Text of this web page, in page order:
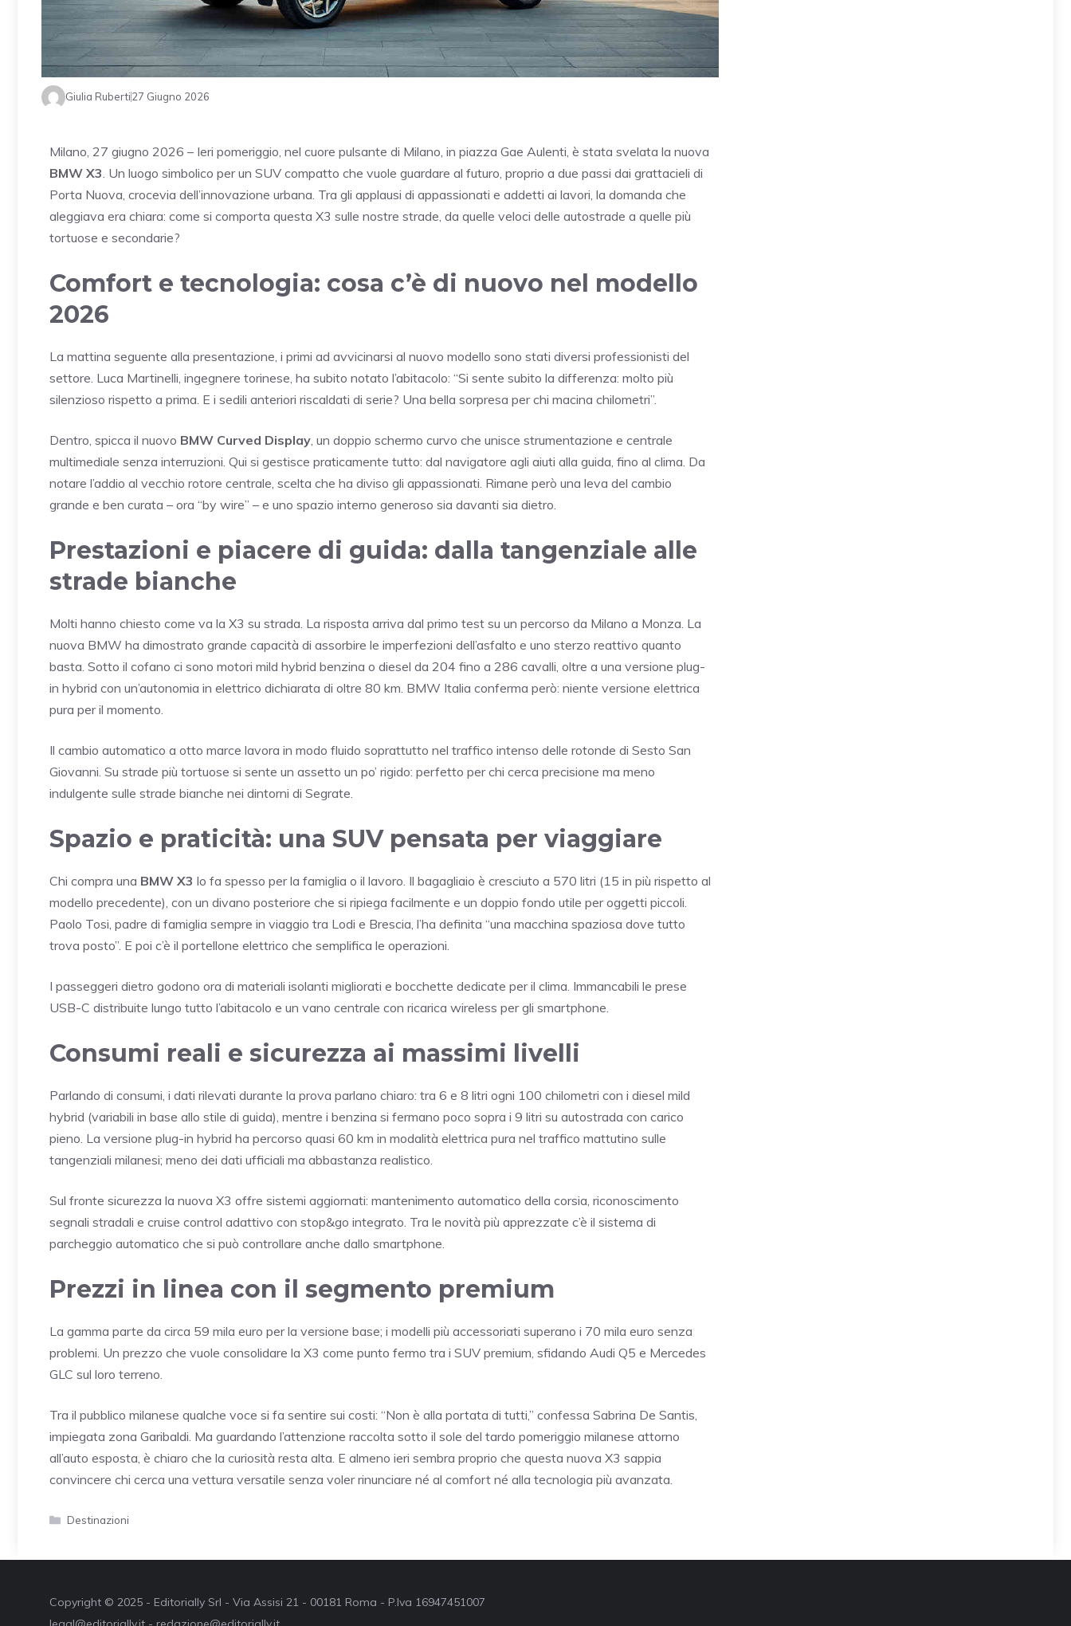
Giulia Ruberti27 Giugno 2026
Milano, 27 giugno 2026 – Ieri pomeriggio, nel cuore pulsante di Milano, in piazza Gae Aulenti, è stata svelata la nuova
BMW X3 . Un luogo simbolico per un SUV compatto che vuole guardare al futuro, proprio a due passi dai grattacieli di
Porta Nuova, crocevia dell’innovazione urbana. Tra gli applausi di appassionati e addetti ai lavori, la domanda che
aleggiava era chiara: come si comporta questa X3 sulle nostre strade, da quelle veloci delle autostrade a quelle più
tortuose e secondarie?
Comfort e tecnologia: cosa c’è di nuovo nel modello
2026
La mattina seguente alla presentazione, i primi ad avvicinarsi al nuovo modello sono stati diversi professionisti del
settore. Luca Martinelli, ingegnere torinese, ha subito notato l’abitacolo: “Si sente subito la differenza: molto più
silenzioso rispetto a prima. E i sedili anteriori riscaldati di serie? Una bella sorpresa per chi macina chilometri”.
Dentro, spicca il nuovo BMW Curved Display , un doppio schermo curvo che unisce strumentazione e centrale
multimediale senza interruzioni. Qui si gestisce praticamente tutto: dal navigatore agli aiuti alla guida, fino al clima. Da
notare l’addio al vecchio rotore centrale, scelta che ha diviso gli appassionati. Rimane però una leva del cambio
grande e ben curata – ora “by wire” – e uno spazio interno generoso sia davanti sia dietro.
Prestazioni e piacere di guida: dalla tangenziale alle
strade bianche
Molti hanno chiesto come va la X3 su strada. La risposta arriva dal primo test su un percorso da Milano a Monza. La
nuova BMW ha dimostrato grande capacità di assorbire le imperfezioni dell’asfalto e uno sterzo reattivo quanto
basta. Sotto il cofano ci sono motori mild hybrid benzina o diesel da 204 fino a 286 cavalli, oltre a una versione plug-
in hybrid con un’autonomia in elettrico dichiarata di oltre 80 km. BMW Italia conferma però: niente versione elettrica
pura per il momento.
Il cambio automatico a otto marce lavora in modo fluido soprattutto nel traffico intenso delle rotonde di Sesto San
Giovanni. Su strade più tortuose si sente un assetto un po’ rigido: perfetto per chi cerca precisione ma meno
indulgente sulle strade bianche nei dintorni di Segrate.
Spazio e praticità: una SUV pensata per viaggiare
Chi compra una BMW X3 lo fa spesso per la famiglia o il lavoro. Il bagagliaio è cresciuto a 570 litri (15 in più rispetto al
modello precedente), con un divano posteriore che si ripiega facilmente e un doppio fondo utile per oggetti piccoli.
Paolo Tosi, padre di famiglia sempre in viaggio tra Lodi e Brescia, l’ha definita “una macchina spaziosa dove tutto
trova posto”. E poi c’è il portellone elettrico che semplifica le operazioni.
I passeggeri dietro godono ora di materiali isolanti migliorati e bocchette dedicate per il clima. Immancabili le prese
USB-C distribuite lungo tutto l’abitacolo e un vano centrale con ricarica wireless per gli smartphone.
Consumi reali e sicurezza ai massimi livelli
Parlando di consumi, i dati rilevati durante la prova parlano chiaro: tra 6 e 8 litri ogni 100 chilometri con i diesel mild
hybrid (variabili in base allo stile di guida), mentre i benzina si fermano poco sopra i 9 litri su autostrada con carico
pieno. La versione plug-in hybrid ha percorso quasi 60 km in modalità elettrica pura nel traffico mattutino sulle
tangenziali milanesi; meno dei dati ufficiali ma abbastanza realistico.
Sul fronte sicurezza la nuova X3 offre sistemi aggiornati: mantenimento automatico della corsia, riconoscimento
segnali stradali e cruise control adattivo con stop&go integrato. Tra le novità più apprezzate c’è il sistema di
parcheggio automatico che si può controllare anche dallo smartphone.
Prezzi in linea con il segmento premium
La gamma parte da circa 59 mila euro per la versione base; i modelli più accessoriati superano i 70 mila euro senza
problemi. Un prezzo che vuole consolidare la X3 come punto fermo tra i SUV premium, sfidando Audi Q5 e Mercedes
GLC sul loro terreno.
Tra il pubblico milanese qualche voce si fa sentire sui costi: “Non è alla portata di tutti,” confessa Sabrina De Santis,
impiegata zona Garibaldi. Ma guardando l’attenzione raccolta sotto il sole del tardo pomeriggio milanese attorno
all’auto esposta, è chiaro che la curiosità resta alta. E almeno ieri sembra proprio che questa nuova X3 sappia
convincere chi cerca una vettura versatile senza voler rinunciare né al comfort né alla tecnologia più avanzata.
Categorie
Destinazioni
Copyright © 2025 - Editorially Srl - Via Assisi 21 - 00181 Roma - P.Iva 16947451007